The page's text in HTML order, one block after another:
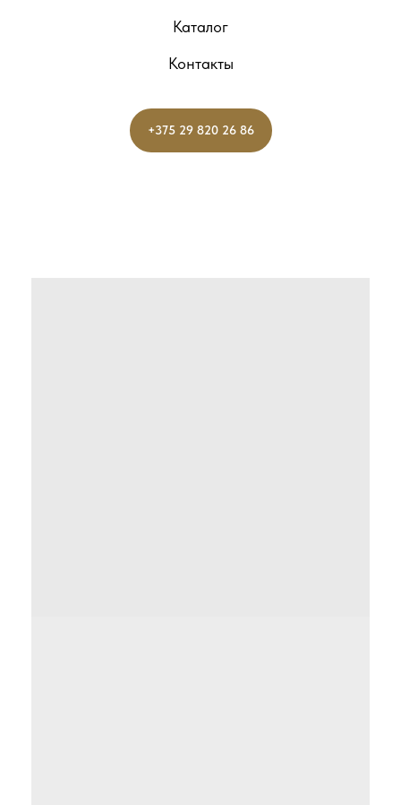
Каталог
Контакты
+375 29 820 26 86